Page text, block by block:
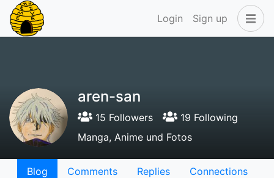
Login Sign up
aren-san
15 Followers
19 Following
Manga, Anime und Fotos
Blog Comments Replies
Connections